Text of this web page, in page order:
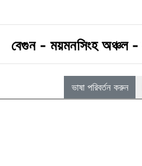
বেগুন - ময়মনসিংহ অঞ্চল-
ভাষা পরিবর্তন করুন